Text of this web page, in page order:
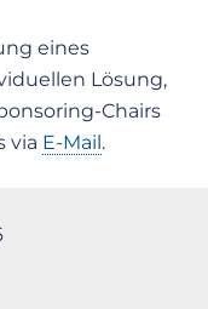
eines
Lösung,
Chairs
via E-Mail.